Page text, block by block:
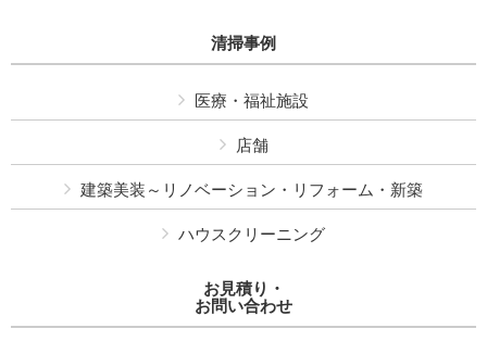
清掃事例
医療・福祉施設
店舗
建築美装～リノベーション・リフォーム・新築
ハウスクリーニング
お見積り・
お問い合わせ